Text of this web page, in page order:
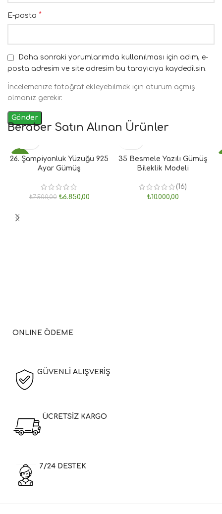
E-posta *
Daha sonraki yorumlarımda kullanılması için adım, e-
posta adresim ve site adresim bu tarayıcıya kaydedilsin.
İncelemenize fotoğraf ekleyebilmek için oturum açmış
olmanız gerekir.
Beraber Satın Alınan Ürünler
- 9%
26. Şampiyonluk Yüzüğü 925
Ayar Gümüş
₺7.500,00 ₺6.850,00
35 Besmele Yazılı Gümüş
Bileklik Modeli
(16)
₺10.000,00
ONLINE ÖDEME
GÜVENLİ ALIŞVERİŞ
ÜCRETSİZ KARGO
7/24 DESTEK